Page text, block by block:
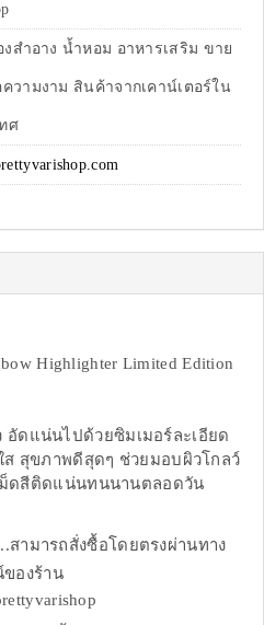
งสำอาง น้ำหอม อาหารเสริม ขาย
ามงาม สินค้าจากเคาน์เตอร์ใน
ศ
Highlighter Limited Edition
อัดแน่นไปด้วยซิมเมอร์ละเอียด
ส สุขภาพดีสุดๆ ช่วยมอบผิวโกลว์
ม็ดสีติดแน่นทนนานตลอดวัน
สามารถสั่งซื้อโดยตรงผ่านทาง
ของร้าน